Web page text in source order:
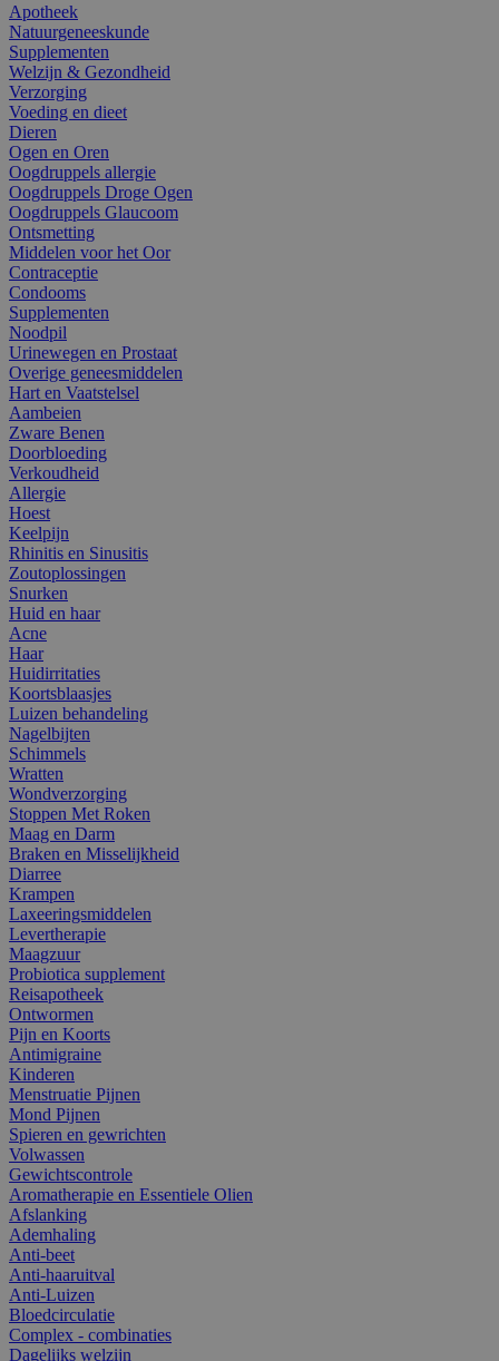
Apotheek
Natuurgeneeskunde
Supplementen
Welzijn & Gezondheid
Verzorging
Voeding en dieet
Dieren
Ogen en Oren
Oogdruppels allergie
Oogdruppels Droge Ogen
Oogdruppels Glaucoom
Ontsmetting
Middelen voor het Oor
Contraceptie
Condooms
Supplementen
Noodpil
Urinewegen en Prostaat
Overige geneesmiddelen
Hart en Vaatstelsel
Aambeien
Zware Benen
Doorbloeding
Verkoudheid
Allergie
Hoest
Keelpijn
Rhinitis en Sinusitis
Zoutoplossingen
Snurken
Huid en haar
Acne
Haar
Huidirritaties
Koortsblaasjes
Luizen behandeling
Nagelbijten
Schimmels
Wratten
Wondverzorging
Stoppen Met Roken
Maag en Darm
Braken en Misselijkheid
Diarree
Krampen
Laxeeringsmiddelen
Levertherapie
Maagzuur
Probiotica supplement
Reisapotheek
Ontwormen
Pijn en Koorts
Antimigraine
Kinderen
Menstruatie Pijnen
Mond Pijnen
Spieren en gewrichten
Volwassen
Gewichtscontrole
Aromatherapie en Essentiele Olien
Afslanking
Ademhaling
Anti-beet
Anti-haaruitval
Anti-Luizen
Bloedcirculatie
Complex - combinaties
Dagelijks welzijn